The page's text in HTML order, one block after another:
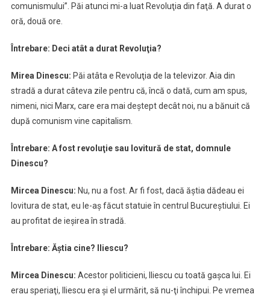
comunismului”. Păi atunci mi-a luat Revoluţia din faţă. A durat o
oră, două ore.
Întrebare: Deci atât a durat Revoluţia?
Mirea Dinescu: Păi atâta e Revoluţia de la televizor. Aia din
stradă a durat câteva zile pentru că, încă o dată, cum am spus,
nimeni, nici Marx, care era mai deştept decât noi, nu a bănuit că
după comunism vine capitalism.
Întrebare: A fost revoluţie sau lovitură de stat, domnule
Dinescu?
Mircea Dinescu: Nu, nu a fost. Ar fi fost, dacă ăştia dădeau ei
lovitura de stat, eu le-aş făcut statuie în centrul Bucureştiului. Ei
au profitat de ieşirea în stradă.
Întrebare: Ăştia cine? Iliescu?
Mircea Dinescu: Acestor politicieni, Iliescu cu toată gaşca lui. Ei
erau speriaţi, Iliescu era şi el urmărit, să nu-ţi închipui. Pe vremea